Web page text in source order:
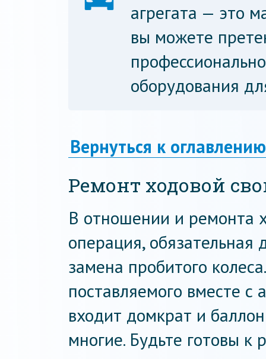
агрегата — это
вы можете
оборудования
Вернуться к оглавлению
Ремонт ходовой
В отношении и ремонта
операция, обязательная
замена пробитого
поставляемого вместе
входит домкрат и
многие. Будьте готовы к